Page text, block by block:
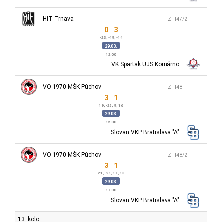
ZTI47/2
HIT Trnava
0 : 3
-23, -19, -14
29.03.
12:00
VK Spartak UJS Komárno
ZTI48
VO 1970 MŠK Púchov
3 : 1
19, -23, 9, 16
29.03.
15:00
Slovan VKP Bratislava "A"
ZTI48/2
VO 1970 MŠK Púchov
3 : 1
21, -21, 17, 13
29.03.
17:00
Slovan VKP Bratislava "A"
13. kolo